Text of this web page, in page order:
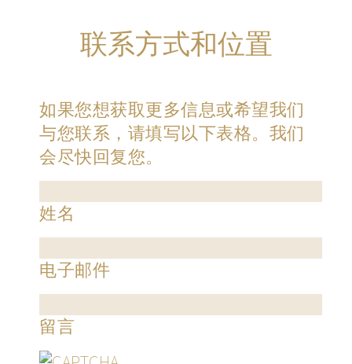
联系方式和位置
如果您想获取更多信息或希望我们
与您联系，请填写以下表格。我们
会尽快回复您。
姓名
电子邮件
留言